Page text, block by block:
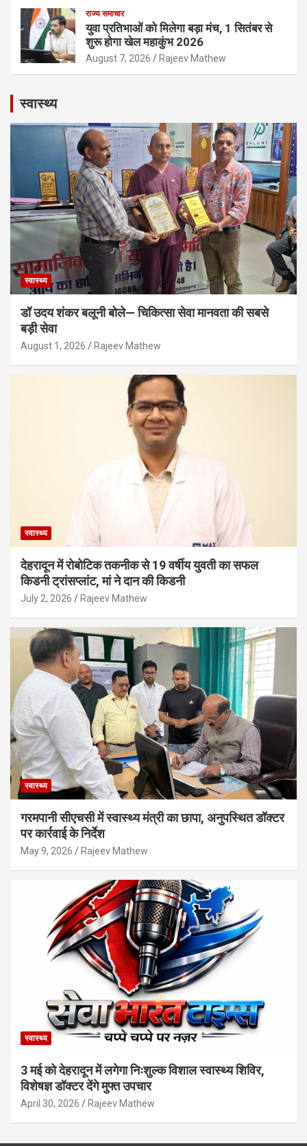
राज्य समाचार
युवा प्रतिभाओं को मिलेगा बड़ा मंच, 1 सितंबर से
शुरू होगा खेल महाकुंभ 2026
August 7, 2026 Rajeev Mathew
स्वास्थ्य
स्वास्थ्य
डॉ उदय शंकर बलूनी बोले— चिकित्सा सेवा मानवता की सबसे
बड़ी सेवा
August 1, 2026 Rajeev Mathew
स्वास्थ्य
देहरादून में रोबोटिक तकनीक से 19 वर्षीय युवती का सफल
किडनी ट्रांसप्लांट, मां ने दान की किडनी
July 2, 2026 Rajeev Mathew
स्वास्थ्य
गरमपानी सीएचसी में स्वास्थ्य मंत्री का छापा, अनुपस्थित डॉक्टर
पर कार्रवाई के निर्देश
May 9, 2026 Rajeev Mathew
स्वास्थ्य
3 मई को देहरादून में लगेगा निःशुल्क विशाल स्वास्थ्य शिविर,
विशेषज्ञ डॉक्टर देंगे मुफ्त उपचार
April 30, 2026 Rajeev Mathew